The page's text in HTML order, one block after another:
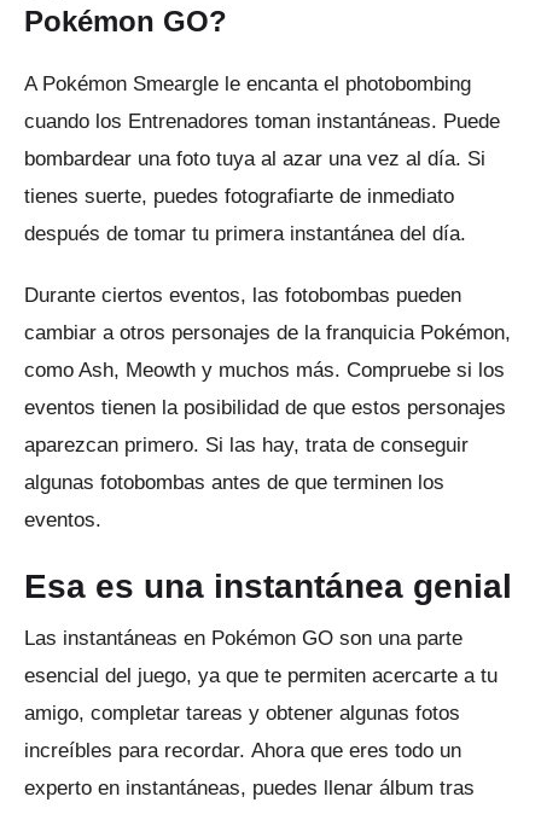
Pokémon GO?
A Pokémon Smeargle le encanta el photobombing
cuando los Entrenadores toman instantáneas. Puede
bombardear una foto tuya al azar una vez al día. Si
tienes suerte, puedes fotografiarte de inmediato
después de tomar tu primera instantánea del día.
Durante ciertos eventos, las fotobombas pueden
cambiar a otros personajes de la franquicia Pokémon,
como Ash, Meowth y muchos más. Compruebe si los
eventos tienen la posibilidad de que estos personajes
aparezcan primero. Si las hay, trata de conseguir
algunas fotobombas antes de que terminen los
eventos.
Esa es una instantánea genial
Las instantáneas en Pokémon GO son una parte
esencial del juego, ya que te permiten acercarte a tu
amigo, completar tareas y obtener algunas fotos
increíbles para recordar. Ahora que eres todo un
experto en instantáneas, puedes llenar álbum tras